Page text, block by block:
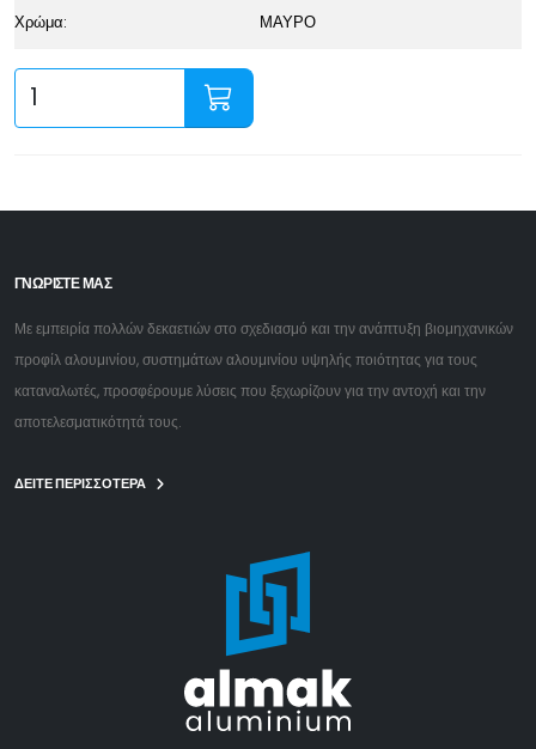
Χρώμα: ΜΑΥΡΟ
ΓΝΩΡΙΣΤΕ ΜΑΣ
Με εμπειρία πολλών δεκαετιών στο σχεδιασμό και την ανάπτυξη βιομηχανικών
προφίλ αλουμινίου, συστημάτων αλουμινίου υψηλής ποιότητας για τους
καταναλωτές, προσφέρουμε λύσεις που ξεχωρίζουν για την αντοχή και την
αποτελεσματικότητά τους.
ΔΕΙΤΕ ΠΕΡΙΣΣΟΤΕΡΑ